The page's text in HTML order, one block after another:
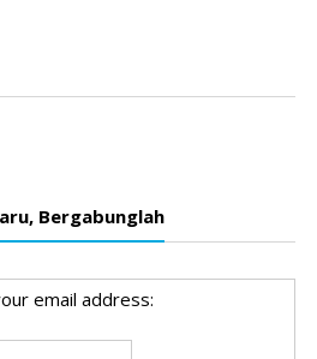
Bergabunglah
email address: